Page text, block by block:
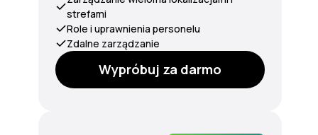
strefami
Role i uprawnienia personelu
Zdalne zarządzanie
Wypróbuj za darmo